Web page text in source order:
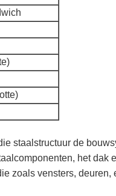
staalstructuur de
het dak
zoals vensters, deuren,